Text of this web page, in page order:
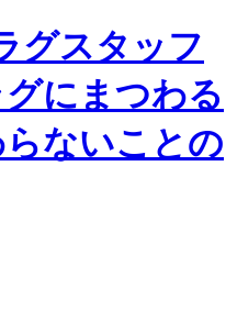
グスタッフ
にまつわる
ないことの